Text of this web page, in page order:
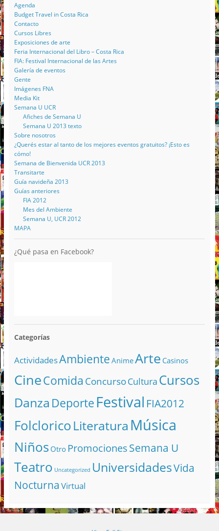
Agenda
Budget Travel in Costa Rica
Contacto
Cursos Libres
Exposiciones de arte
Feria Internacional del Libro – Costa Rica
FIA: Festival Internacional de las Artes
Galería de eventos
Gente
Imágenes FNA
Media Kit
Semana U UCR
Afiches de Semana U
Semana U 2013 texto
Sobre nosotros
¿Querés estar al tanto de los mejores eventos gratuitos? ¡Esto es
cómo!
Semana de Bienvenida UCR 2013
Transitarte
Guía navideña 2013
Guías anteriores
FIA 2012
Mes del Ambiente
Semana U, UCR 2012
MAPA
¿Qué pasa en Facebook?
Categorías
ActividadesAmbiente AnimeArte Casinos
CineComida ConcursoCultura Cursos
Danza DeporteFestival FIA2012
FolcloricoLiteratura Música
Niños Otro PromocionesSemana U
Teatro Uncategorized UniversidadesVida
Nocturna Virtual